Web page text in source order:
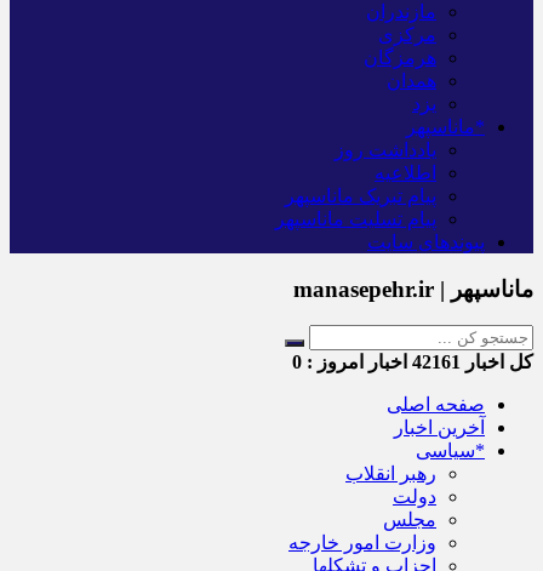
مازندران
مرکزی
هرمزگان
همدان
یزد
*ماناسپهر
یادداشت روز
اطلاعیه
پیام تبریک ماناسپهر
پیام تسلیت ماناسپهر
پیوندهای سایت
ماناسپهر | manasepehr.ir
کل اخبار اخبار امروز : 0
صفحه اصلی
آخرین اخبار
*سیاسی
رهبر انقلاب
دولت
مجلس
وزارت امور خارجه
احزاب و تشکلها